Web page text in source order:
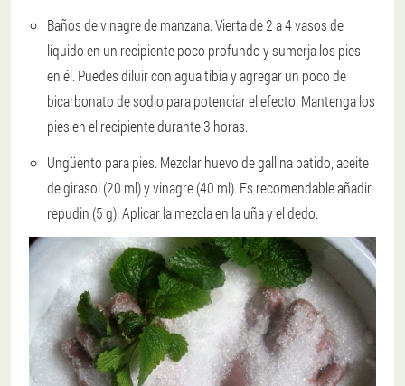
Baños de vinagre de manzana. Vierta de 2 a 4 vasos de
líquido en un recipiente poco profundo y sumerja los pies
en él. Puedes diluir con agua tibia y agregar un poco de
bicarbonato de sodio para potenciar el efecto. Mantenga los
pies en el recipiente durante 3 horas.
Ungüento para pies. Mezclar huevo de gallina batido, aceite
de girasol (20 ml) y vinagre (40 ml). Es recomendable añadir
repudin (5 g). Aplicar la mezcla en la uña y el dedo.